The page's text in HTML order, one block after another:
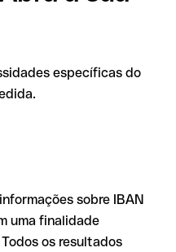
estrangeira (por exemplo,
de câmbioconfirme o
especialmente em
montantes elevados.
deteta o erro
O dinheiro não
prejuízo financeiro.
incorreto:
válida, a
uma conta alheia. Nesse
específicas do
sobre IBAN
uma finalidade
os resultados